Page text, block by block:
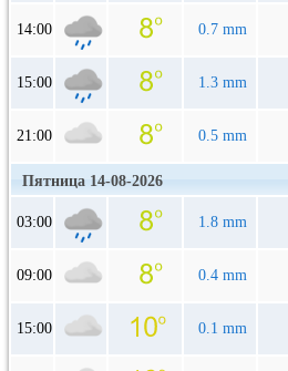
14:00 0.7 mm
15:00 1.3 mm
21:00 0.5 mm
Пятница 14-08-2026
03:00 1.8 mm
09:00 0.4 mm
15:00 0.1 mm